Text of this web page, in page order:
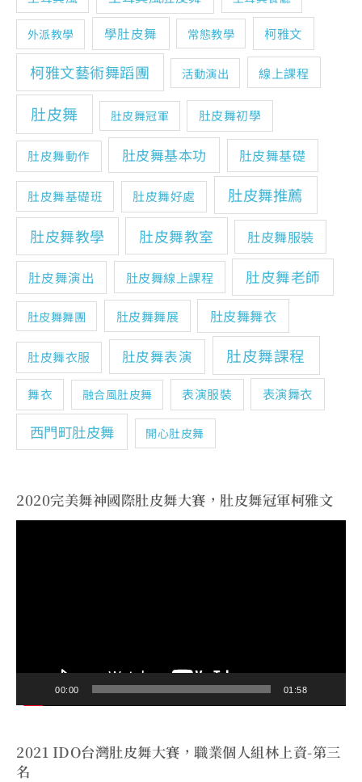
外派教學 學肚皮舞 常態教學 柯雅文
柯雅文藝術舞蹈團 活動演出 線上課程
肚皮舞 肚皮舞冠軍 肚皮舞初學
肚皮舞動作 肚皮舞基本功 肚皮舞基礎
肚皮舞基礎班 肚皮舞好處
肚皮舞推薦
肚皮舞教學
肚皮舞教室 肚皮舞服裝
肚皮舞演出 肚皮舞線上課程 肚皮舞老師
肚皮舞舞團 肚皮舞舞展 肚皮舞舞衣
肚皮舞衣服 肚皮舞表演 肚皮舞課程
舞衣 融合風肚皮舞 表演服裝 表演舞衣
西門町肚皮舞 開心肚皮舞
2020完美舞神國際肚皮舞大賽，肚皮舞冠軍柯雅文
00:00 01:58
2021 IDO台灣肚皮舞大賽，職業個人組林上資-第三
名